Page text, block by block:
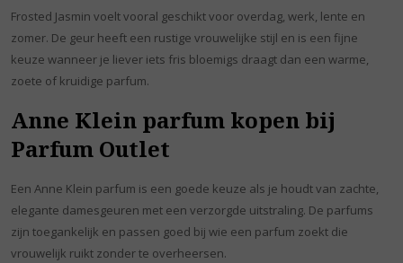
Frosted Jasmin voelt vooral geschikt voor overdag, werk, lente en
zomer. De geur heeft een rustige vrouwelijke stijl en is een fijne
keuze wanneer je liever iets fris bloemigs draagt dan een warme,
zoete of kruidige parfum.
Anne Klein parfum kopen bij
Parfum Outlet
Een Anne Klein parfum is een goede keuze als je houdt van zachte,
elegante damesgeuren met een verzorgde uitstraling. De parfums
zijn toegankelijk en passen goed bij wie een parfum zoekt die
vrouwelijk ruikt zonder te overheersen.